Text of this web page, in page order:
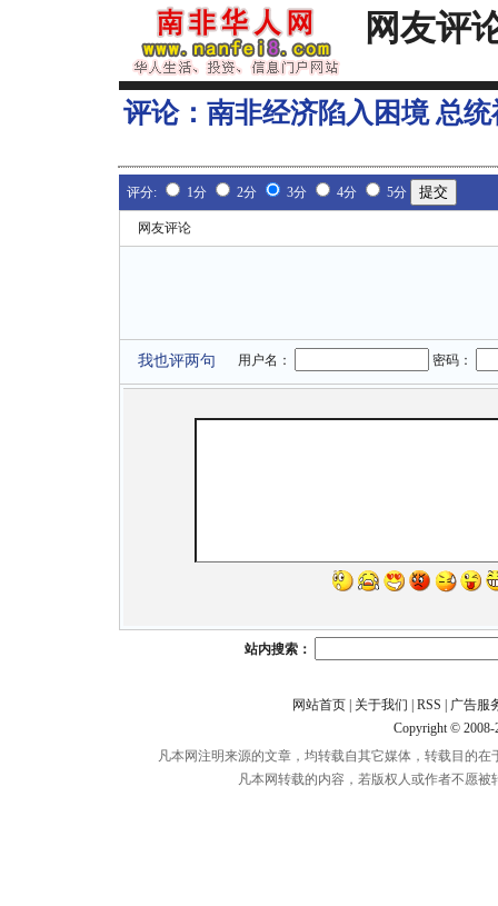
网友评
评论： 南非经济陷入困境 总
评分: 1分 2分 3分 4分 5分
网友评论
我也评两句 用户名： 密码：
站内搜索：
网站首页| 关于我们 RSS
广告服
Copyright ©
凡本网注明来源的文章，均转载自其它媒体，转载目的
凡本网转载的内容，若版权人或作者不愿